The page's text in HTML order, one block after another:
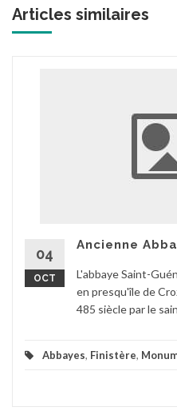
Articles similaires
04
OCT
Ancienne
L'abbaye Saint-
en presqu'île de
485 siècle par le
Abbayes, Finistère,